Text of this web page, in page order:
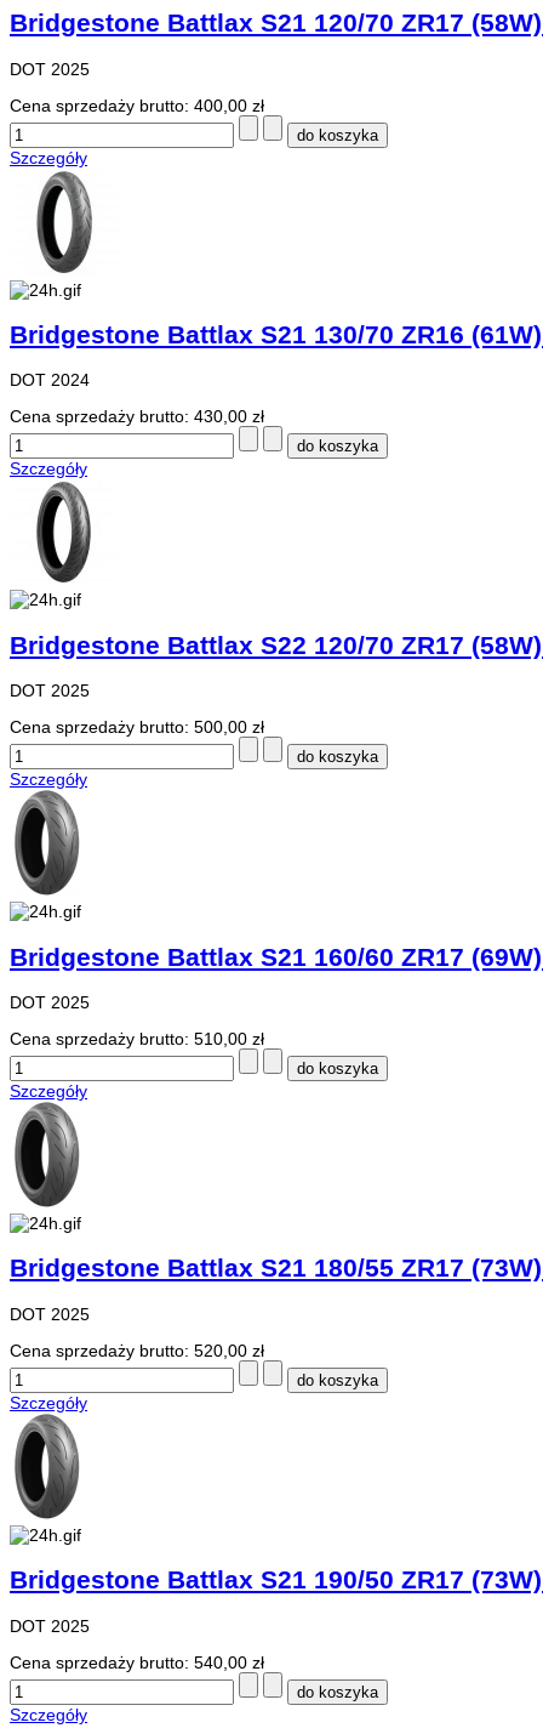
Bridgestone Battlax S21 120/70 ZR17
DOT 2025
Cena sprzedaży brutto: 400,00 zł
Szczegóły
Bridgestone Battlax S21 130/70 ZR16
DOT 2024
Cena sprzedaży brutto: 430,00 zł
Szczegóły
Bridgestone Battlax S22 120/70 ZR17
DOT 2025
Cena sprzedaży brutto: 500,00 zł
Szczegóły
Bridgestone Battlax S21 160/60 ZR17
DOT 2025
Cena sprzedaży brutto: 510,00 zł
Szczegóły
Bridgestone Battlax S21 180/55 ZR17
DOT 2025
Cena sprzedaży brutto: 520,00 zł
Szczegóły
Bridgestone Battlax S21 190/50 ZR17
DOT 2025
Cena sprzedaży brutto: 540,00 zł
Szczegóły